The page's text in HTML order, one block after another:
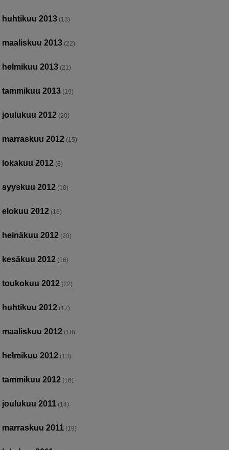
huhtikuu 2013 (13)
maaliskuu 2013 (22)
helmikuu 2013 (21)
tammikuu 2013 (19)
joulukuu 2012 (20)
marraskuu 2012 (15)
lokakuu 2012 (8)
syyskuu 2012 (10)
elokuu 2012 (16)
heinäkuu 2012 (20)
kesäkuu 2012 (16)
toukokuu 2012 (22)
huhtikuu 2012 (17)
maaliskuu 2012 (18)
helmikuu 2012 (13)
tammikuu 2012 (16)
joulukuu 2011 (14)
marraskuu 2011 (19)